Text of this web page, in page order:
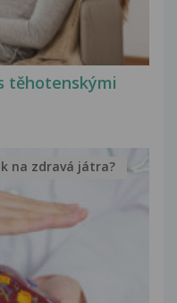
těhotenskými
na zdravá játra?